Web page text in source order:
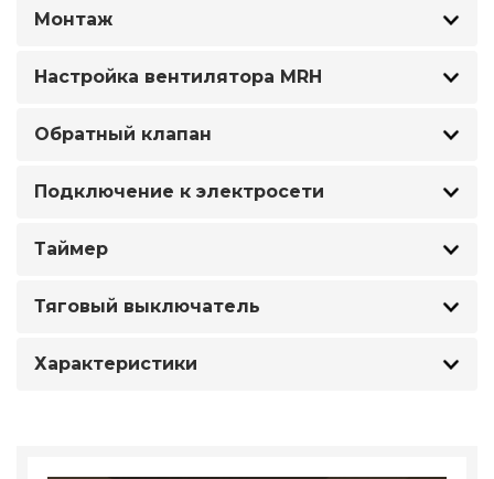
Монтаж
Настройка вентилятора MRH
Обратный клапан
Подключение к электросети
Таймер
Тяговый выключатель
Характеристики